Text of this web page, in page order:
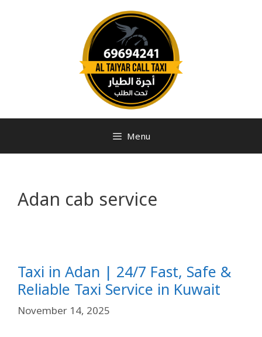
Menu
Adan cab service
Taxi in Adan | 24/7 Fast, Safe &
Reliable Taxi Service in Kuwait
November 14, 2025